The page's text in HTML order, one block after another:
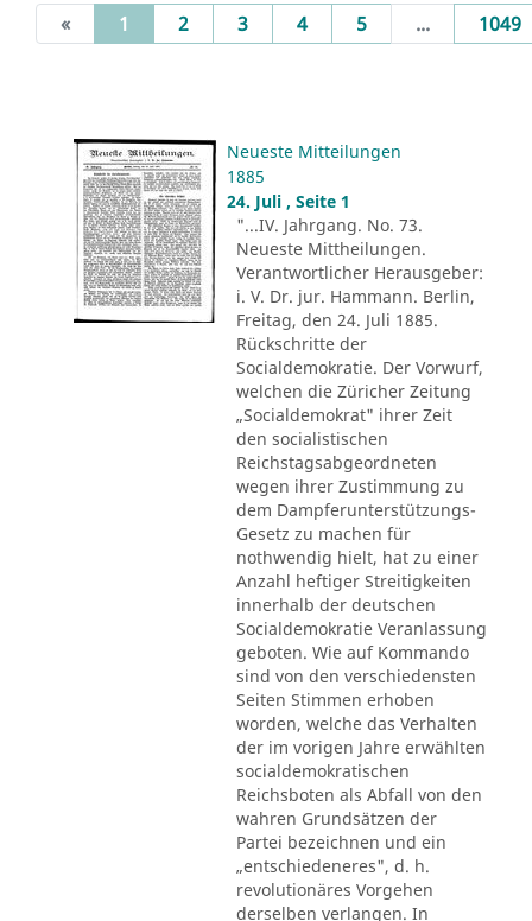
« 1 (current)
2 3 4 5 ... 1049
Neueste Mitteilungen
1885
24. Juli , Seite 1
"...IV. Jahrgang. No. 73.
Neueste Mittheilungen.
Verantwortlicher Herausgeber:
i. V. Dr. jur. Hammann. Berlin,
Freitag, den 24. Juli 1885.
Rückschritte der
Socialdemokratie. Der Vorwurf,
welchen die Züricher Zeitung
„Socialdemokrat" ihrer Zeit
den socialistischen
Reichstagsabgeordneten
wegen ihrer Zustimmung zu
dem Dampferunterstützungs-
Gesetz zu machen für
nothwendig hielt, hat zu einer
Anzahl heftiger Streitigkeiten
innerhalb der deutschen
Socialdemokratie Veranlassung
geboten. Wie auf Kommando
sind von den verschiedensten
Seiten Stimmen erhoben
worden, welche das Verhalten
der im vorigen Jahre erwählten
socialdemokratischen
Reichsboten als Abfall von den
wahren Grundsätzen der
Partei bezeichnen und ein
„entschiedeneres", d. h.
revolutionäres Vorgehen
derselben verlangen. In